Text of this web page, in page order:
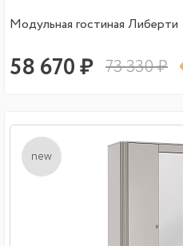
Модульная гостиная Либерти
58 670 ₽ 73 330 ₽
new